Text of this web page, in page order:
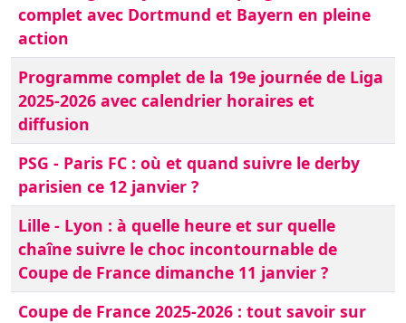
complet avec Dortmund et Bayern en pleine
action
Programme complet de la 19e journée de Liga
2025-2026 avec calendrier horaires et
diffusion
PSG - Paris FC : où et quand suivre le derby
parisien ce 12 janvier ?
Lille - Lyon : à quelle heure et sur quelle
chaîne suivre le choc incontournable de
Coupe de France dimanche 11 janvier ?
Coupe de France 2025-2026 : tout savoir sur